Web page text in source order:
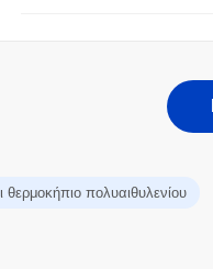
πολυαιθυλενίου